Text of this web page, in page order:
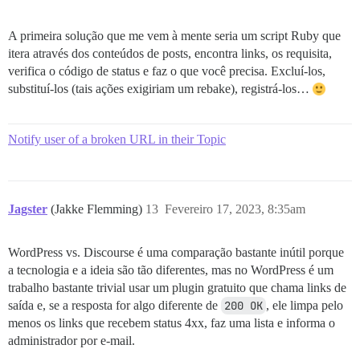
A primeira solução que me vem à mente seria um script Ruby que
itera através dos conteúdos de posts, encontra links, os requisita,
verifica o código de status e faz o que você precisa. Excluí-los,
substituí-los (tais ações exigiriam um rebake), registrá-los…
Notify user of a broken URL in their Topic
Jagster (Jakke Flemming) Fevereiro 17, 2023, 8:35am
13
WordPress vs. Discourse é uma comparação bastante inútil porque
a tecnologia e a ideia são tão diferentes, mas no WordPress é um
trabalho bastante trivial usar um plugin gratuito que chama links de
saída e, se a resposta for algo diferente de 200 OK , ele limpa pelo
menos os links que recebem status 4xx, faz uma lista e informa o
administrador por e-mail.